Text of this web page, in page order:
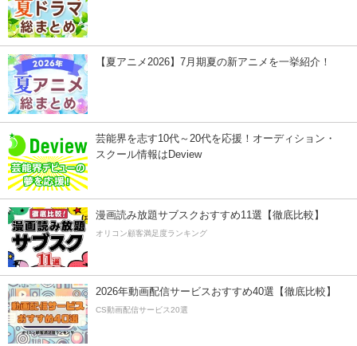
【夏アニメ2026】7月期夏の新アニメを一挙紹介！
芸能界を志す10代～20代を応援！オーディション・
スクール情報はDeview
漫画読み放題サブスクおすすめ11選【徹底比較】
オリコン顧客満足度ランキング
2026年動画配信サービスおすすめ40選【徹底比較】
CS動画配信サービス20選